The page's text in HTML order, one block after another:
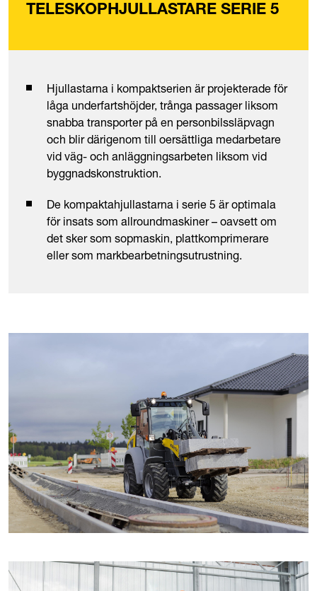
TELESKOPHJULLASTARE SERIE 5
Hjullastarna i kompaktserien är projekterade för
låga underfartshöjder, trånga passager liksom
snabba transporter på en personbilssläpvagn
och blir därigenom till oersättliga medarbetare
vid väg- och anläggningsarbeten liksom vid
byggnadskonstruktion.
De kompaktahjullastarna i serie 5 är optimala
för insats som allroundmaskiner – oavsett om
det sker som sopmaskin, plattkomprimerare
eller som markbearbetningsutrustning.